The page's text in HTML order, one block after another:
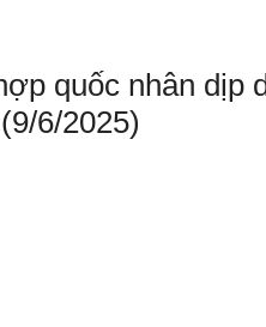
quốc nhân dịp
6/2025)